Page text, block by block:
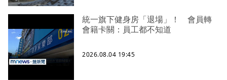
統一旗下健身房「退場」！ 會員轉
會籍卡關：員工都不知道
2026.08.04 19:45